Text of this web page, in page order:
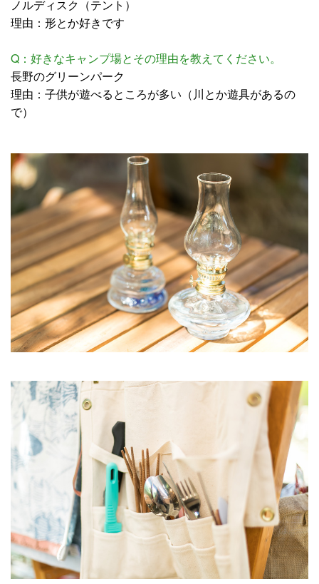
ノルディスク（テント）
理由：形とか好きです
Q：好きなキャンプ場とその理由を教えてください。
長野のグリーンパーク
理由：子供が遊べるところが多い（川とか遊具があるの
で）